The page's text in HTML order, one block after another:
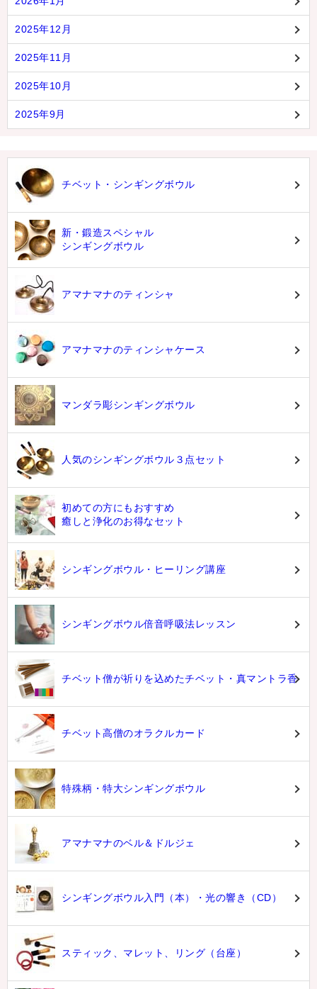
2025年12月
2025年11月
2025年10月
2025年9月
チベット・シンギングボウル
新・鍛造スペシャル
シンギングボウル
アマナマナのティンシャ
アマナマナのティンシャケース
マンダラ彫シンギングボウル
人気のシンギングボウル３点セット
初めての方にもおすすめ
癒しと浄化のお得なセット
シンギングボウル・ヒーリング講座
シンギングボウル倍音呼吸法レッスン
チベット僧が祈りを込めたチベット・真マントラ香
チベット高僧のオラクルカード
特殊柄・特大シンギングボウル
アマナマナのベル＆ドルジェ
シンギングボウル入門（本）・光の響き（CD）
スティック、マレット、リング（台座）